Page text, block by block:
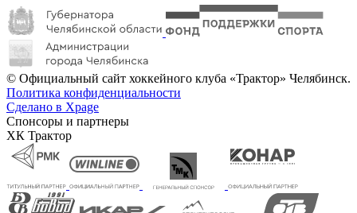
© Официальный сайт хоккейного клуба «Трактор» Челябинск.
Политика конфиденциальности
Сделано в Xpage
Спонсоры и партнеры
ХК Трактор